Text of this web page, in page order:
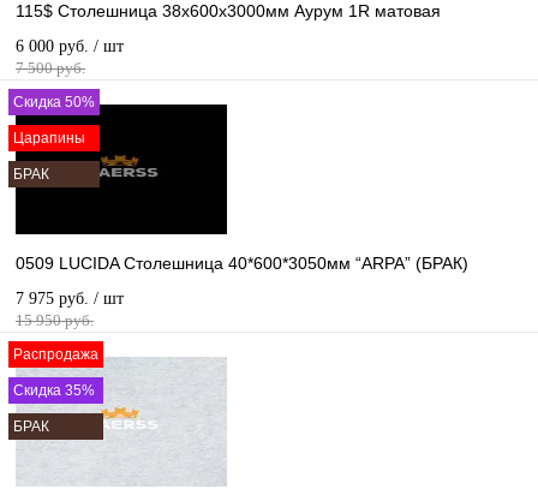
115$ Столешница 38х600х3000мм Аурум 1R матовая
6 000 руб. / шт
7 500 руб.
Скидка 50%
Царапины
БРАК
0509 LUCIDA Столешница 40*600*3050мм “ARPA” (БРАК)
7 975 руб. / шт
15 950 руб.
Распродажа
Скидка 35%
БРАК